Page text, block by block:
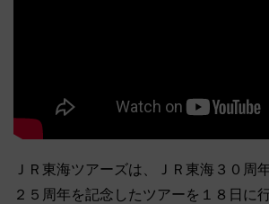
ＪＲ東海ツアーズは、ＪＲ東海３０周
２５周年を記念したツアーを１８日に